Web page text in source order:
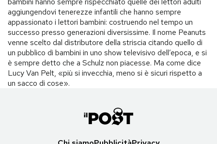
aggiungendovi tenerezze infantili che hanno sempre
appassionato i lettori bambini: costruendo nel tempo un
successo presso generazioni diversissime. Il nome Peanuts
venne scelto dal distributore della striscia citando quello di
un pubblico di bambini in uno show televisivo dell’epoca, e si
è sempre detto che a Schulz non piacesse. Ma come dice
Lucy Van Pelt, «più si invecchia, meno si è sicuri rispetto a
un sacco di cose».